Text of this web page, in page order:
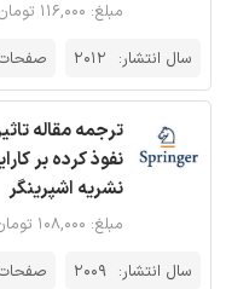
مبلغ: ۱۱۶,۰۰۰ تومان
سال انتشار: 2012
ترجمه مقاله
نفوذ کرده بر
نشریه اشپرینگر
مبلغ: ۱۰۸,۰۰۰ تومان
سال انتشار: 2009